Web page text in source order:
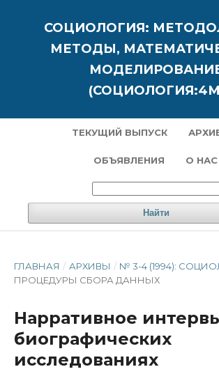
СОЦИОЛОГИЯ:
МЕТОДЫ,
ТЕКУЩИЙ ВЫПУСК
ОБЪЯВЛЕНИЯ О НАС
Найти
ГЛАВНАЯ / АРХИВЫ / № 3-4 (1994):
ПРОЦЕДУРЫ СБОРА ДАННЫХ
Нарративное
биографических
исследованиях